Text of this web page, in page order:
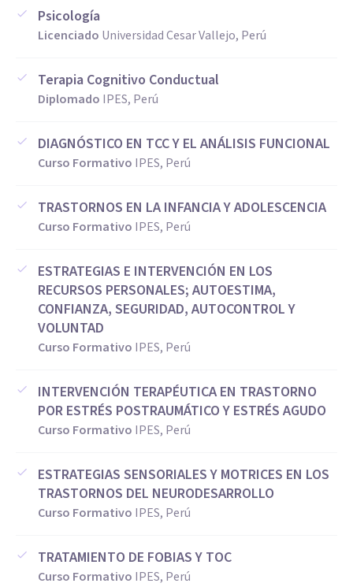
Psicología
Licenciado Universidad Cesar Vallejo, Perú
Terapia Cognitivo Conductual
Diplomado IPES, Perú
DIAGNÓSTICO EN TCC Y EL ANÁLISIS FUNCIONAL
Curso Formativo IPES, Perú
TRASTORNOS EN LA INFANCIA Y ADOLESCENCIA
Curso Formativo IPES, Perú
ESTRATEGIAS E INTERVENCIÓN EN LOS
RECURSOS PERSONALES; AUTOESTIMA,
CONFIANZA, SEGURIDAD, AUTOCONTROL Y
VOLUNTAD
Curso Formativo IPES, Perú
INTERVENCIÓN TERAPÉUTICA EN TRASTORNO
POR ESTRÉS POSTRAUMÁTICO Y ESTRÉS AGUDO
Curso Formativo IPES, Perú
ESTRATEGIAS SENSORIALES Y MOTRICES EN LOS
TRASTORNOS DEL NEURODESARROLLO
Curso Formativo IPES, Perú
TRATAMIENTO DE FOBIAS Y TOC
Curso Formativo IPES, Perú